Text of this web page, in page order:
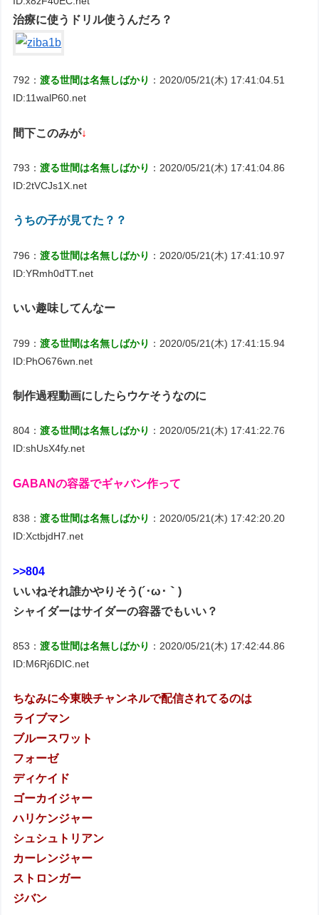
治療に使うドリル使うんだろ？
792：渡る世間は名無しばかり ：2020/05/21(木) 17:41:04.51
ID:11walP60.net
間下このみが↓
793：渡る世間は名無しばかり ：2020/05/21(木) 17:41:04.86
ID:2tVCJs1X.net
うちの子が見てた？？
796：渡る世間は名無しばかり ：2020/05/21(木) 17:41:10.97
ID:YRmh0dTT.net
いい趣味してんなー
799：渡る世間は名無しばかり ：2020/05/21(木) 17:41:15.94
ID:PhO676wn.net
制作過程動画にしたらウケそうなのに
804：渡る世間は名無しばかり ：2020/05/21(木) 17:41:22.76
ID:shUsX4fy.net
GABANの容器でギャバン作って
838：渡る世間は名無しばかり ：2020/05/21(木) 17:42:20.20
ID:XctbjdH7.net
>>804
いいねそれ誰かやりそう(´･ω･｀)
シャイダーはサイダーの容器でもいい？
853：渡る世間は名無しばかり ：2020/05/21(木) 17:42:44.86
ID:M6Rj6DIC.net
ちなみに今東映チャンネルで配信されてるのは
ライブマン
ブルースワット
フォーゼ
ディケイド
ゴーカイジャー
ハリケンジャー
シュシュトリアン
カーレンジャー
ストロンガー
ジバン